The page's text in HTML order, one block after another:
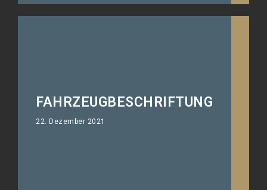
FAHRZEUGBESCHRIFTUNG
22. Dezember 2021